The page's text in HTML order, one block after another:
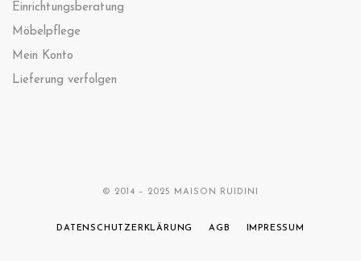
Einrichtungsberatung
Möbelpflege
Mein Konto
Lieferung verfolgen
© 2014 – 2025 MAISON RUIDINI
DATENSCHUTZERKLÄRUNG AGB IMPRESSUM